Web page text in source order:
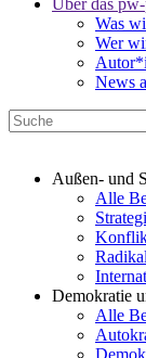
Über das
Was
Wer
News
Außen- und
Alle
Demokratie
Alle